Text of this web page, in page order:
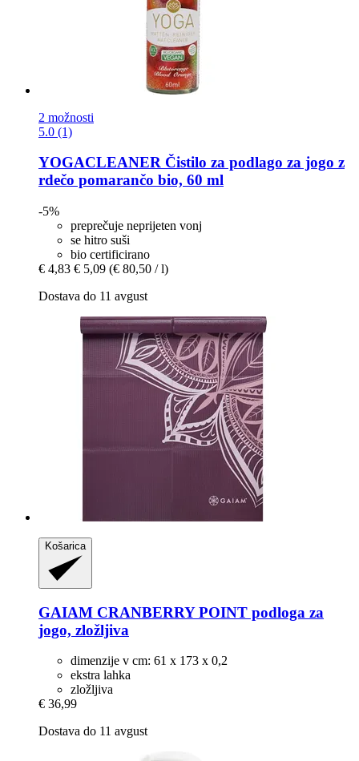
2 možnosti
5.0 (1)
YOGACLEANER Čistilo za podlago za jogo z
rdečo pomarančo bio, 60 ml
-5%
preprečuje neprijeten vonj
se hitro suši
bio certificirano
€ 4,83 € 5,09 (€ 80,50 / l)
Dostava do 11 avgust
Košarica
GAIAM CRANBERRY POINT podloga za
jogo, zložljiva
dimenzije v cm: 61 x 173 x 0,2
ekstra lahka
zložljiva
€ 36,99
Dostava do 11 avgust